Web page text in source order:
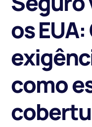
os
como